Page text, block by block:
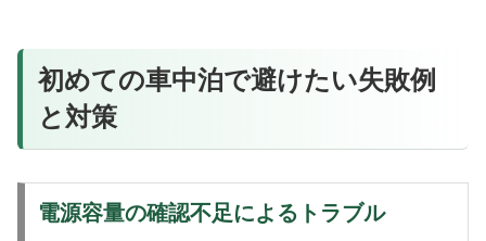
初めての車中泊で避けたい失敗例
と対策
電源容量の確認不足によるトラブル